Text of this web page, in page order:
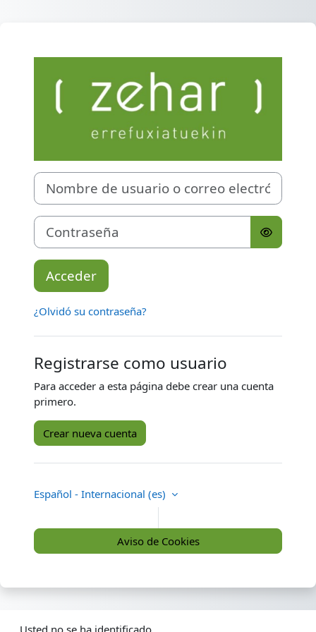
Nombre de usuario o correo electrónico
Contraseña
Acceder
¿Olvidó su contraseña?
Registrarse como usuario
Para acceder a esta página debe crear una cuenta
primero.
Crear nueva cuenta
Español - Internacional ‎(es)‎
Aviso de Cookies